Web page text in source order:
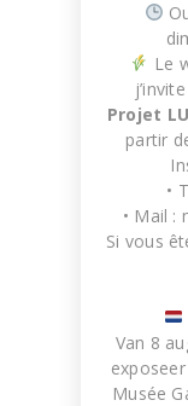
Le
Projet
partir
•
• Mail :
Si vous
Van 8
Musée